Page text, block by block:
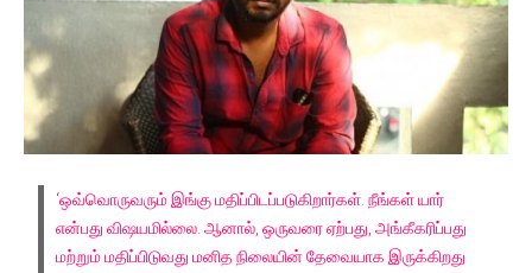
‘ஒவ்வொருவரும் இங்கு மதிப்பிடப்படுகிறார்கள். நீங்கள் யார்
என்பது விஷயமில்லை. ஆனால், ஒருவரை ஏற்பது, அங்கீகரிப்பது
மற்றும் மதிப்பிடுவது மனித நிலையின் தேவையாக இருக்கிறது